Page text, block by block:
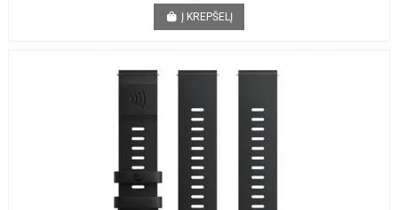
Į KREPŠELĮ